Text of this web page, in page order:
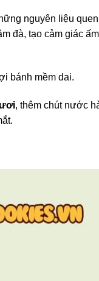
nguyên liệu quen
đà, tạo cảm giác ấm
bánh mềm dai.
, thêm chút nước